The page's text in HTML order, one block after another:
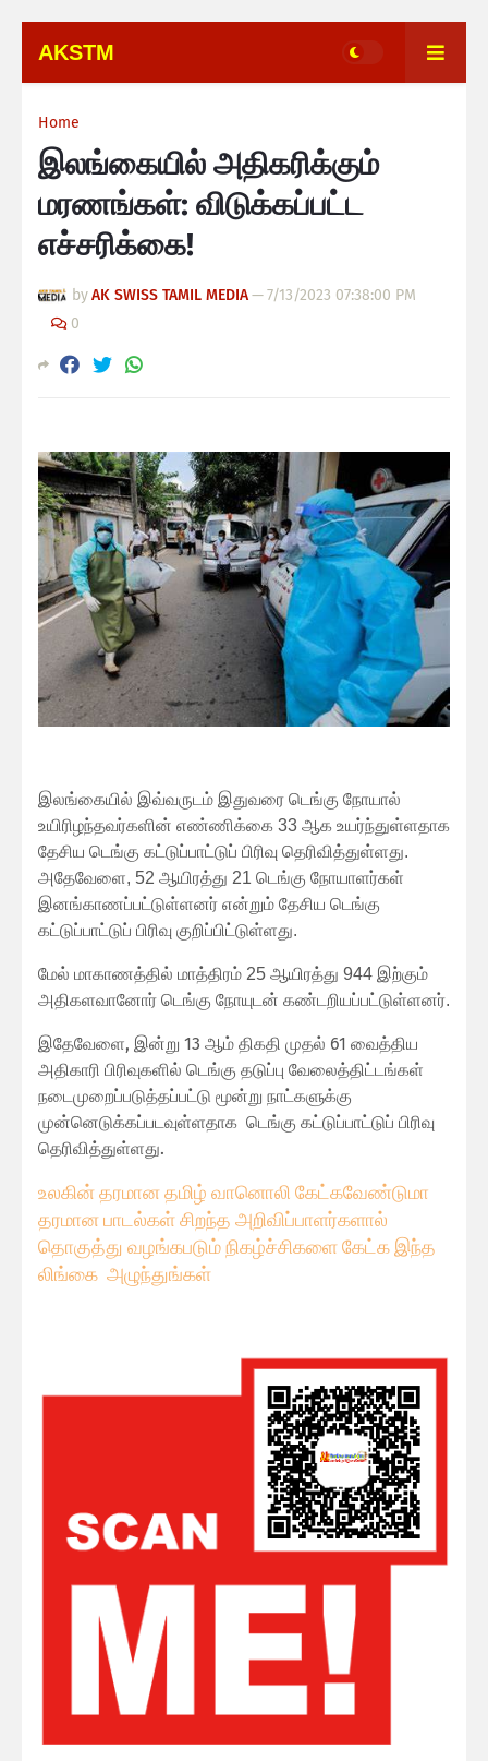
AKSTM
Home
இலங்கையில் அதிகரிக்கும்
மரணங்கள்: விடுக்கப்பட்ட
எச்சரிக்கை!
byAK SWISS TAMIL MEDIA—7/13/2023 07:38:00 PM
0
இலங்கையில் இவ்வருடம் இதுவரை டெங்கு நோயால்
உயிரிழந்தவர்களின் எண்ணிக்கை 33 ஆக உயர்ந்துள்ளதாக
தேசிய டெங்கு கட்டுப்பாட்டுப் பிரிவு தெரிவித்துள்ளது.
அதேவேளை, 52 ஆயிரத்து 21 டெங்கு நோயாளர்கள்
இனங்காணப்பட்டுள்ளனர் என்றும் தேசிய டெங்கு
கட்டுப்பாட்டுப் பிரிவு குறிப்பிட்டுள்ளது.
மேல் மாகாணத்தில் மாத்திரம் 25 ஆயிரத்து 944 இற்கும்
அதிகளவானோர் டெங்கு நோயுடன் கண்டறியப்பட்டுள்ளனர்.
இதேவேளை, இன்று 13 ஆம் திகதி முதல் 61 வைத்திய
அதிகாரி பிரிவுகளில் டெங்கு தடுப்பு வேலைத்திட்டங்கள்
நடைமுறைப்படுத்தப்பட்டு மூன்று நாட்களுக்கு
முன்னெடுக்கப்படவுள்ளதாக டெங்கு கட்டுப்பாட்டுப் பிரிவு
தெரிவித்துள்ளது.
உலகின் தரமான தமிழ் வானொலி கேட்கவேண்டுமா
தரமான பாடல்கள் சிறந்த அறிவிப்பாளர்களால்
தொகுத்து வழங்கபடும் நிகழ்ச்சிகளை கேட்க இந்த
லிங்கை அழுந்துங்கள்